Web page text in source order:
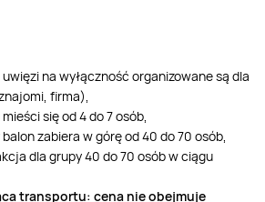
na wyłączność organizowane są dla
firma),
się od 4 do 7 osób,
zabiera w górę od 40 do 70 osób,
dla grupy 40 do 70 osób w ciągu
transportu: cena nie obejmuje